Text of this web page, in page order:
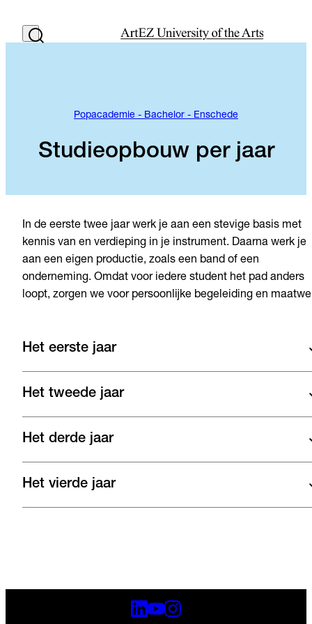
Popacademie - Bachelor - Enschede
Studieopbouw per jaar
In de eerste twee jaar werk je aan een stevige basis met
kennis van en verdieping in je instrument. Daarna werk je
aan een eigen productie, zoals een band of een
onderneming. Omdat voor iedere student het pad anders
loopt, zorgen we voor persoonlijke begeleiding en
Het eerste jaar
Het tweede jaar
Het derde jaar
Het vierde jaar